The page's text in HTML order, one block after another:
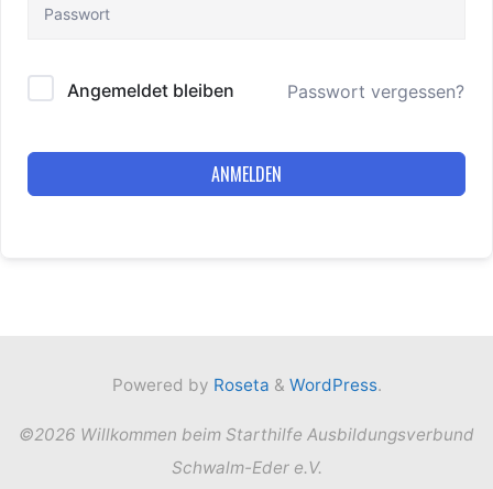
Angemeldet bleiben Passwort vergessen?
ANMELDEN
Powered by Roseta & WordPress.
©2026 Willkommen beim Starthilfe Ausbildungsverbund
Schwalm-Eder e.V.